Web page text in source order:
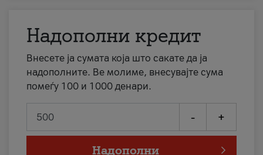
Надополни кредит
Внесете ја сумата која што сакате да ја
надополните. Ве молиме, внесувајте сума
помеѓу 100 и 1000 денари.
- +
Надополни